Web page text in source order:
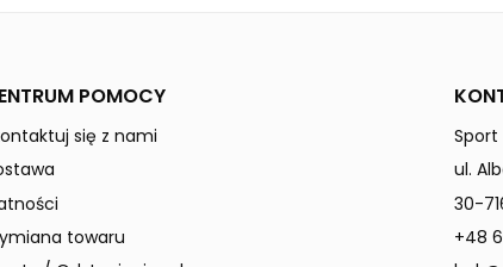
POMOCY
się z nami
towaru
Sport
ul.
30-
+48